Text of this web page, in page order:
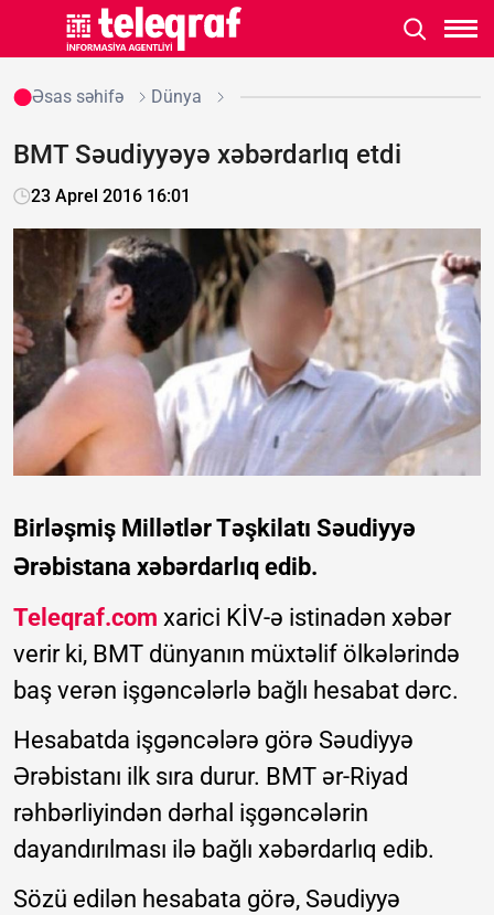
Əsas səhifə Dünya
BMT Səudiyyəyə xəbərdarlıq etdi
23 Aprel 2016 16:01
Birləşmiş Millətlər Təşkilatı Səudiyyə
Ərəbistana xəbərdarlıq edib.
Teleqraf.com xarici KİV-ə istinadən xəbər
verir ki, BMT dünyanın müxtəlif ölkələrində
baş verən işgəncələrlə bağlı hesabat dərc.
Hesabatda işgəncələrə görə Səudiyyə
Ərəbistanı ilk sıra durur. BMT ər-Riyad
rəhbərliyindən dərhal işgəncələrin
dayandırılması ilə bağlı xəbərdarlıq edib.
Sözü edilən hesabata görə, Səudiyyə